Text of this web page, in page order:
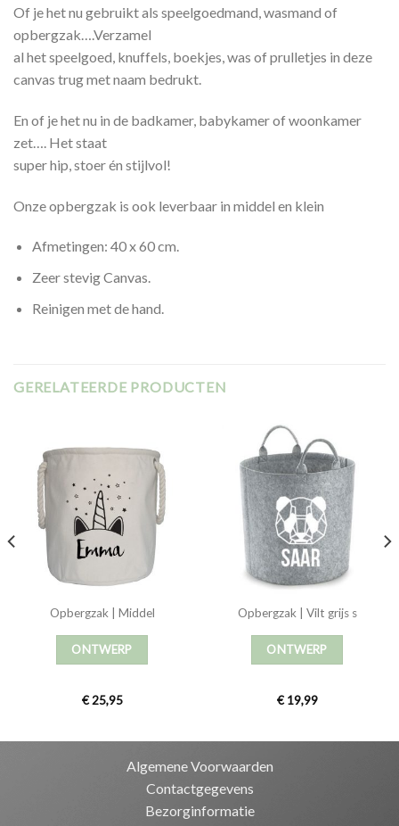
Of je het nu gebruikt als speelgoedmand, wasmand of
opbergzak….Verzamel
al het speelgoed, knuffels, boekjes, was of prulletjes in deze
canvas trug met naam bedrukt.
En of je het nu in de badkamer, babykamer of woonkamer
zet…. Het staat
super hip, stoer én stijlvol!
Onze opbergzak is ook leverbaar in middel en klein
Afmetingen: 40 x 60 cm.
Zeer stevig Canvas.
Reinigen met de hand.
GERELATEERDE PRODUCTEN
Opbergzak | Middel
ONTWERP
€25,95
Opbergzak | Vilt grijs s
ONTWERP
€19,99
Algemene Voorwaarden
Contactgegevens
Bezorginformatie